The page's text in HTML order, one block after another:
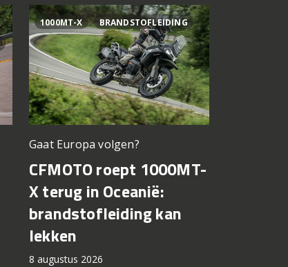
1000MT-X BRANDSTOFLEIDING
Gaat Europa volgen?
CFMOTO roept 1000MT-
X terug in Oceanië:
brandstofleiding kan
lekken
8 augustus 2026